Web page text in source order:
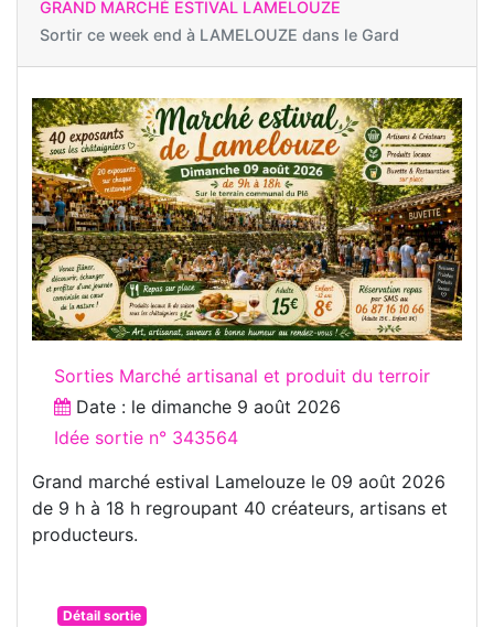
GRAND MARCHÉ ESTIVAL LAMELOUZE
Sortir ce week end à LAMELOUZE dans le Gard
Sorties Marché artisanal et produit du terroir
Date : le dimanche 9 août 2026
Idée sortie n° 343564
Grand marché estival Lamelouze le 09 août 2026
de 9 h à 18 h regroupant 40 créateurs, artisans et
producteurs.
Détail sortie